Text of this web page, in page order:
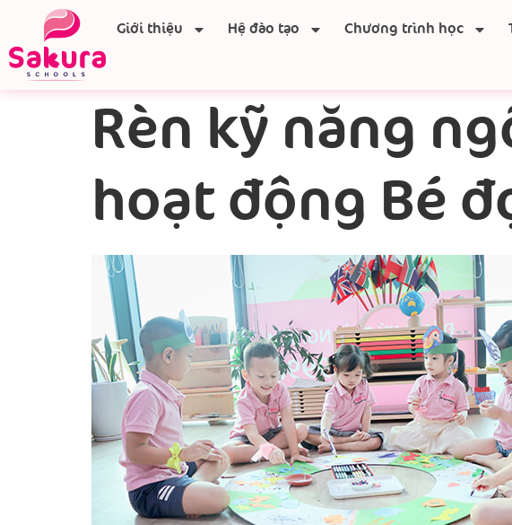
Giới thiệu Hệ đào tạo Chương trình học
Rèn kỹ năng
hoạt động Bé